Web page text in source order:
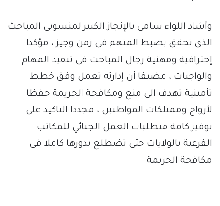
وأشاد اللواء سامى بالإنجاز الكبير لمنسوبى المباحث
الذى تحقق بضبط المتهم فى زمن وجيز ، مؤكدا
إحترافية ومهنية رجال المباحث فى تنفيذ المهام
والواجبات ، مضيفا أن إدارته تعمل وفق خطط
تأمينية تهدف الى منع ومكافحة الجريمة حفظا
لأرواح وممتلكات المواطنين ، مجددا التاكيد على
توفير كافة متطلبات العمل الجنائي للمكاتب
الفرعية بالولايات حتى تضطلع بدورها كاملا فى
مكافحة الجريمة